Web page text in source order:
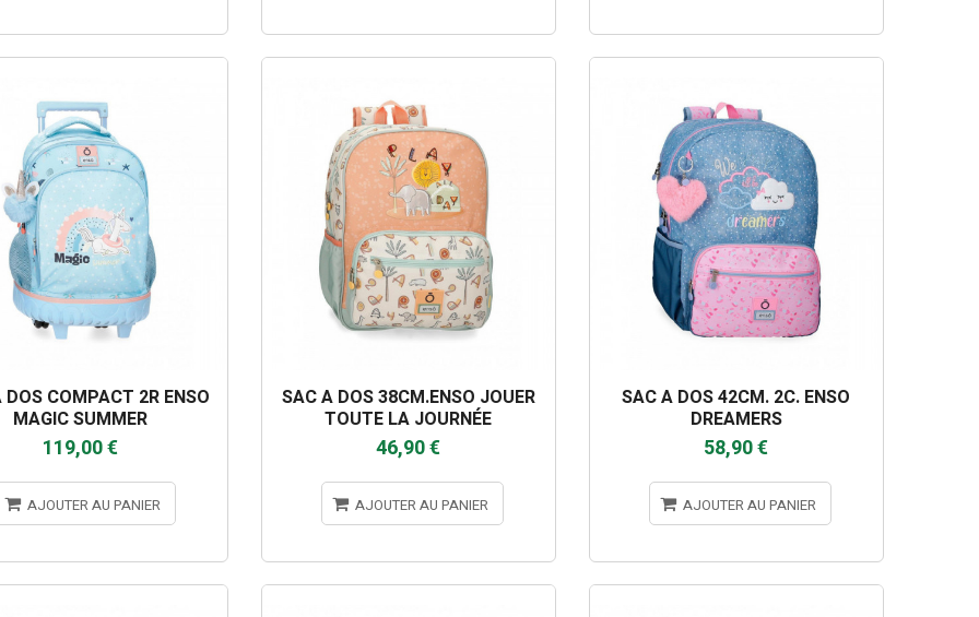
DOS COMPACT 2R ENSO
MAGIC SUMMER
119,00 €
AJOUTER AU PANIER
SAC A DOS 38CM.ENSO JOUER
TOUTE LA JOURNÉE
46,90 €
AJOUTER AU PANIER
SAC A DOS 42CM. 2C. ENSO
DREAMERS
58,90 €
AJOUTER AU PANIER